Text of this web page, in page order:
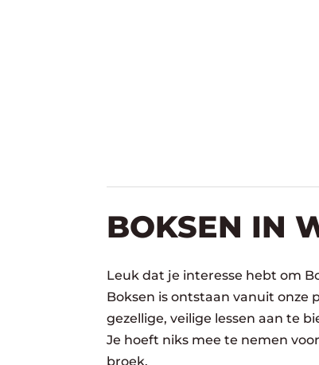
BOKSEN IN
Leuk dat je interesse hebt om
Boksen is ontstaan vanuit onze
gezellige, veilige lessen aan te
Je hoeft niks mee te nemen
broek.